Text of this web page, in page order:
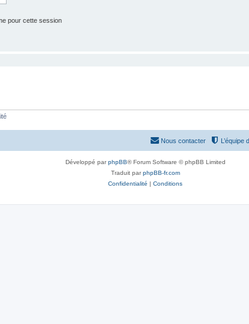
pour cette session
L’équipe
Nous contacter
Développé parphpBB® Forum Software © phpBB Limited
Traduit parphpBB-fr.com
Confidentialité | Conditions